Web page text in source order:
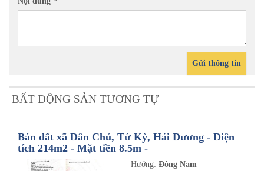
Gửi thông tin
BẤT ĐỘNG SẢN TƯƠNG TỰ
Bán đất xã Dân Chủ, Tứ Kỳ, Hải Dương - Diện
tích 214m2 - Mặt tiền 8.5m -
nhadathaiduong.com
Hướng: Đông Nam